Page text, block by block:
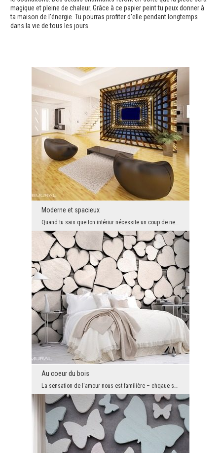
magique et pleine de chaleur. Grâce à ce papier peint tu peux donner à
ta maison de l'énergie. Tu pourras profiter d'elle pendant longtemps
dans la vie de tous les jours.
Moderne et spacieux
Quand tu sais que ton intériur nécessite un coup de neuf, il faut tout de suite penser à la moder...
Au coeur du bois
La sensation de l'amour nous est familière – chqaue sentiment humain nécessite un traitement spéc...